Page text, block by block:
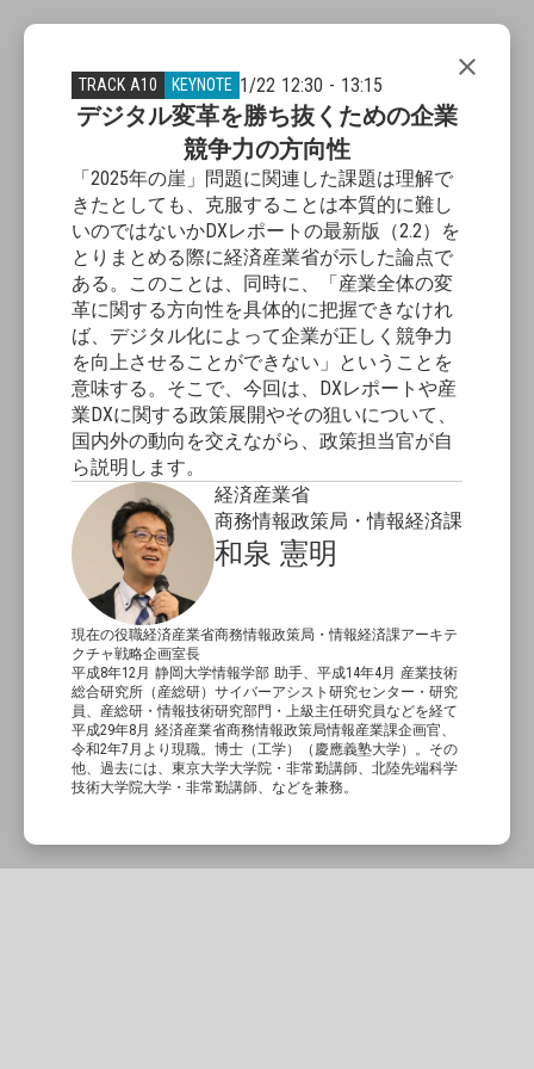
close
TRACK A10 KEYNOTE 1/22 12:30 - 13:15
デジタル変革を勝ち抜くための企業
競争力の方向性
「2025年の崖」問題に関連した課題は理解で
きたとしても、克服することは本質的に難し
いのではないかDXレポートの最新版（2.2）を
とりまとめる際に経済産業省が示した論点で
ある。このことは、同時に、「産業全体の変
革に関する方向性を具体的に把握できなけれ
ば、デジタル化によって企業が正しく競争力
を向上させることができない」ということを
意味する。そこで、今回は、DXレポートや産
業DXに関する政策展開やその狙いについて、
国内外の動向を交えながら、政策担当官が自
ら説明します。
経済産業省
商務情報政策局・情報経済課
和泉 憲明
現在の役職経済産業省商務情報政策局・情報経済課アーキテ
クチャ戦略企画室長
平成8年12月 静岡大学情報学部 助手、平成14年4月 産業技術
総合研究所（産総研）サイバーアシスト研究センター・研究
員、産総研・情報技術研究部門・上級主任研究員などを経て
平成29年8月 経済産業省商務情報政策局情報産業課企画官、
令和2年7月より現職。博士（工学）（慶應義塾大学）。その
他、過去には、東京大学大学院・非常勤講師、北陸先端科学
技術大学院大学・非常勤講師、などを兼務。